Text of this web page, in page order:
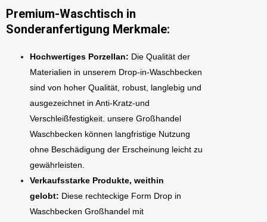
Premium-Waschtisch in
Sonderanfertigung Merkmale:
Hochwertiges Porzellan: Die Qualität der
Materialien in unserem Drop-in-Waschbecken
sind von hoher Qualität, robust, langlebig und
ausgezeichnet in Anti-Kratz-und
Verschleißfestigkeit. unsere Großhandel
Waschbecken können langfristige Nutzung
ohne Beschädigung der Erscheinung leicht zu
gewährleisten.
Verkaufsstarke Produkte, weithin
gelobt: Diese rechteckige Form Drop in
Waschbecken Großhandel mit